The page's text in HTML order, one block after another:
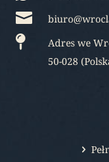


Adres we
50-028